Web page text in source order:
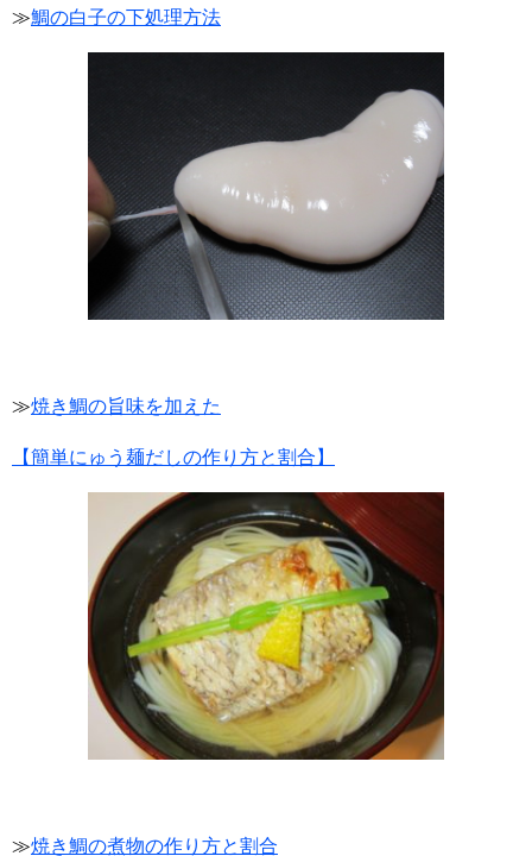
≫鯛の白子の下処理方法
≫焼き鯛の旨味を加えた
【簡単にゅう麺だしの作り方と割合】
≫焼き鯛の煮物の作り方と割合